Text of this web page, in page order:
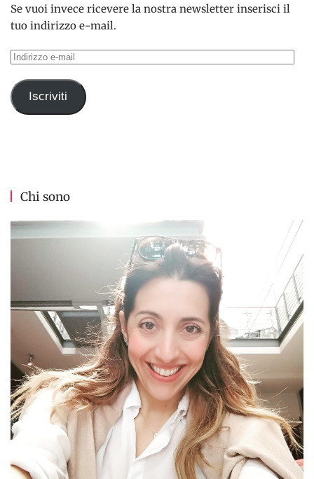
Se vuoi invece ricevere la nostra newsletter inserisci il
tuo indirizzo e-mail.
Indirizzo
mail
Iscriviti
Chi sono